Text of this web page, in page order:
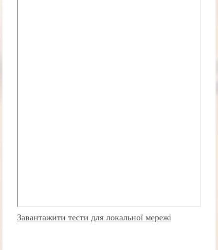
Завантажити тести для локальної мережі